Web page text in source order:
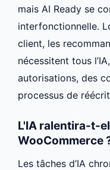
mais AI Ready se
interfonctionnelle.
client, les
nécessitent tous
autorisations, des
processus de
L'IA ralentira-t-
WooCommerce
Les tâches d’IA